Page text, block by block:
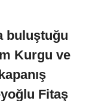
buluştuğu
Kurgu ve
Fitaş